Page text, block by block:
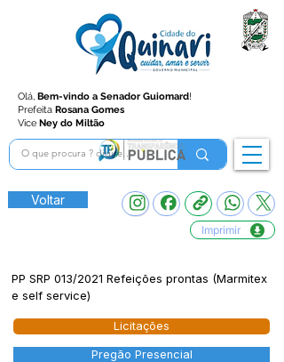
Olá, Bem-vindo a Senador Guiomard!
Prefeita Rosana Gomes
Vice Ney do Miltão
Voltar
Imprimir
PP SRP 013/2021 Refeições prontas (Marmitex
e self service)
Licitações
Pregão Presencial